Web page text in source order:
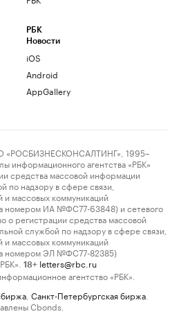
РБК
Новости
iOS
Android
AppGallery
1995–
информационного агентства «РБК»
средства массовой информации
по надзору в сфере связи,
массовых коммуникаций
номером ИА №ФС77-63848) и сетевого
о регистрации средства массовой
службой по надзору в сфере связи,
массовых коммуникаций
номером ЭЛ №ФС77-82385)
18+ letters@rbc.ru
агентство «РБК».
Санкт-Петербургская биржа
Cbonds.